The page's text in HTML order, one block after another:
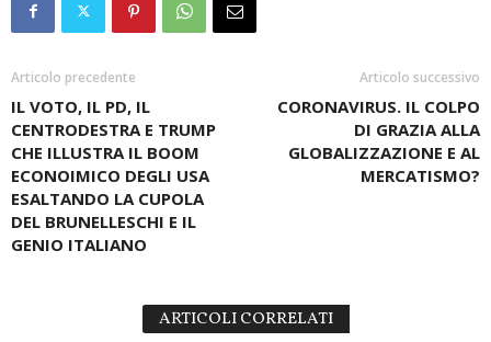
Articolo precedente
IL VOTO, IL PD, IL
CENTRODESTRA E TRUMP
CHE ILLUSTRA IL BOOM
ECONOIMICO DEGLI USA
ESALTANDO LA CUPOLA
DEL BRUNELLESCHI E IL
GENIO ITALIANO
Articolo successivo
CORONAVIRUS. IL COLPO
DI GRAZIA ALLA
GLOBALIZZAZIONE E AL
MERCATISMO?
ARTICOLI CORRELATI